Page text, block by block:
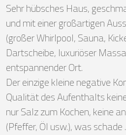
Sehr hübsches Haus,
und mit einer großartigen
(großer Whirlpool, Sauna,
Dartscheibe, luxuriöser
entspannender Ort.
Der einzige kleine negative
Qualität des Aufenthalts
nur Salz zum Kochen, keine
(Pfeffer, Öl usw.), was schade